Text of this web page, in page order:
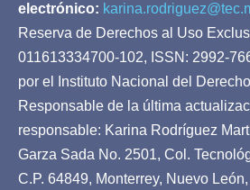
electrónico:
Reserva de Derechos al Uso
011613334700-102, ISSN: 2992-
por el Instituto Nacional del
Responsable de la última
responsable: Karina Rodríguez
Garza Sada No. 2501, Col.
C.P. 64849, Monterrey, Nuevo